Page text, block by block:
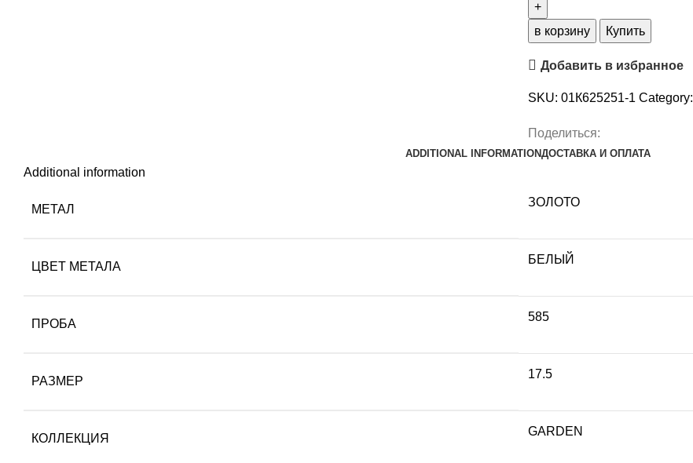
в корзину Купить
Добавить в избранное
SKU: 01К625251-1 Category:
Поделиться:
ADDITIONAL INFORMATIONДОСТАВКА И ОПЛАТА
Additional information
МЕТАЛ
ЗОЛОТО
ЦВЕТ МЕТАЛА
БЕЛЫЙ
ПРОБА
585
РАЗМЕР
17.5
КОЛЛЕКЦИЯ
GARDEN